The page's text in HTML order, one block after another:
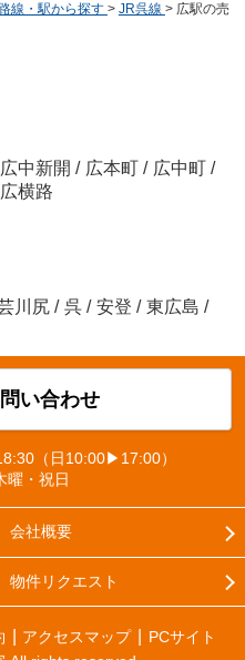
線・駅から探す > JR呉線 > 広駅の売
広中新開 / 広本町 / 広中町 /
広横路
川尻 / 呉 / 安登 / 東広島 /
い合わせ
（日10:00▶17:00）
曜・祝日
会社概要
物件リクエスト
アクセスマップ
PCサイト